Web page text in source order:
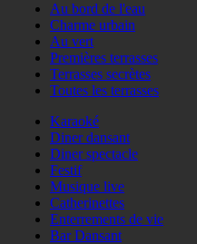
Au bord de l'eau
Charme urbain
Au vert
Premières terrasses
Terrasses secrètes
Toutes les terrasses
Karaoké
Diner dansant
Diner spectacle
Festif
Musique live
Catherinettes
Enterrements de vie
Bar Dansant